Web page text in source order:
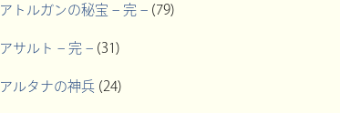
アトルガンの秘宝 – 完 –(79)
アサルト – 完 –(31)
アルタナの神兵(24)